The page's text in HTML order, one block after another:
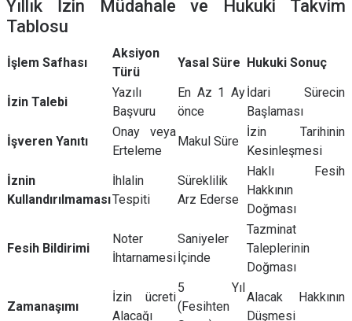
Yıllık İzin Müdahale ve Hukuki Takvim
Tablosu
İşlem Safhası
Aksiyon
Türü
Yasal Süre Hukuki Sonuç
İzin Talebi
Yazılı
Başvuru
En Az 1 Ay
önce
İdari Sürecin
Başlaması
İşveren Yanıtı
Onay veya
Erteleme
Makul Süre
İzin Tarihinin
Kesinleşmesi
İznin
Kullandırılmaması
İhlalin
Tespiti
Süreklilik
Arz Ederse
Haklı Fesih
Hakkının
Doğması
Fesih Bildirimi
Noter
İhtarnamesi
Saniyeler
İçinde
Tazminat
Taleplerinin
Doğması
Zamanaşımı
İzin ücreti
Alacağı
5 Yıl
(Fesihten
Alacak Hakkının
Düşmesi